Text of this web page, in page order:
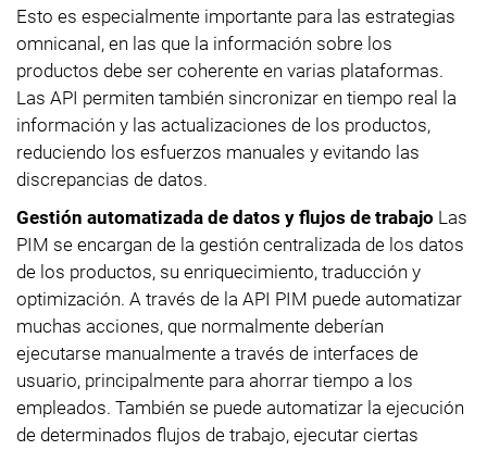
Esto es especialmente importante para las estrategias
omnicanal, en las que la información sobre los
productos debe ser coherente en varias plataformas.
Las API permiten también sincronizar en tiempo real la
información y las actualizaciones de los productos,
reduciendo los esfuerzos manuales y evitando las
discrepancias de datos.
Gestión automatizada de datos y flujos de trabajo Las
PIM se encargan de la gestión centralizada de los datos
de los productos, su enriquecimiento, traducción y
optimización. A través de la API PIM puede automatizar
muchas acciones, que normalmente deberían
ejecutarse manualmente a través de interfaces de
usuario, principalmente para ahorrar tiempo a los
empleados. También se puede automatizar la ejecución
de determinados flujos de trabajo, ejecutar ciertas